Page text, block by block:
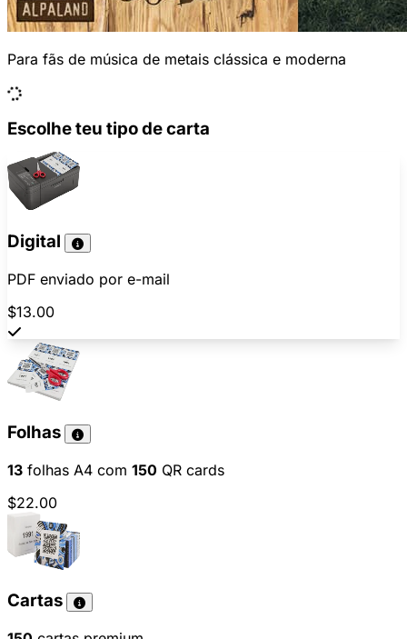
Para fãs de música de metais clássica e moderna
Escolhe teu tipo de carta
Digital
PDF enviado por e-mail
$13.00
Folhas
13 folhas A4 com 150 QR cards
$22.00
Cartas